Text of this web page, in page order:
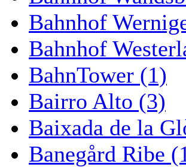
Bahnhof
Bahnhof
BahnTower (1)
Bairro Alto (3)
Baixada de la
Banegård Ribe